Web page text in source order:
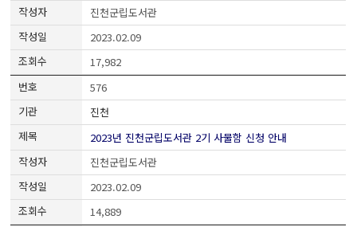
진천군립도서관
2023.02.09
17,982
576
진천
2023년 진천군립도서관 2기 사물함 신청 안내
진천군립도서관
2023.02.09
14,889